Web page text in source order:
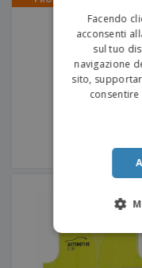
Facendo
acconsenti
sul tuo
navigazione
sito,